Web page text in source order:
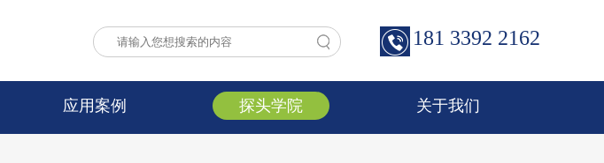
181 3392 2162
应用案例 探头学院 关于我们